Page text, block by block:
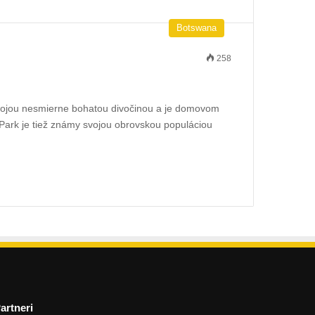
Botswana
258
nesmierne bohatou divočinou a je domovom
je tiež známy svojou obrovskou populáciou